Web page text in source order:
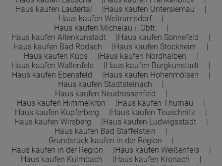
Haus kaufen Lautertal
Haus kaufen Untersiemau
Haus kaufen Weitramsdorf
Haus kaufen Michelau i. Obfr.
Haus kaufen Altenkunstadt
Haus kaufen Sonnefeld
Haus kaufen Bad Rodach
Haus kaufen Stockheim
Haus kaufen Küps
Haus kaufen Nordhalben
Haus kaufen Wallenfels
Haus kaufen Burgkunstadt
Haus kaufen Ebensfeld
Haus kaufen Hohenmölsen
Haus kaufen Stadtsteinach
Haus kaufen Neudrossenfeld
Haus kaufen Himmelkron
Haus kaufen Thurnau
Haus kaufen Kupferberg
Haus kaufen Teuschnitz
Haus kaufen Wirsberg
Haus kaufen Ludwigsstadt
Haus kaufen Bad Staffelstein
Grundstück kaufen in der Region
Haus kaufen in der Region
Haus kaufen Weißenfels
Haus kaufen Kulmbach
Haus kaufen Kronach